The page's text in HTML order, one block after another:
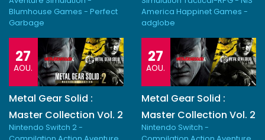
Blumhouse Games - Perfect
Garbage
America Happinet Games -
adglobe
27
AOU.
Metal Gear Solid :
Master Collection Vol. 2
Nintendo Switch 2 -
27
AOU.
Metal Gear Solid :
Master Collection Vol. 2
Nintendo Switch -